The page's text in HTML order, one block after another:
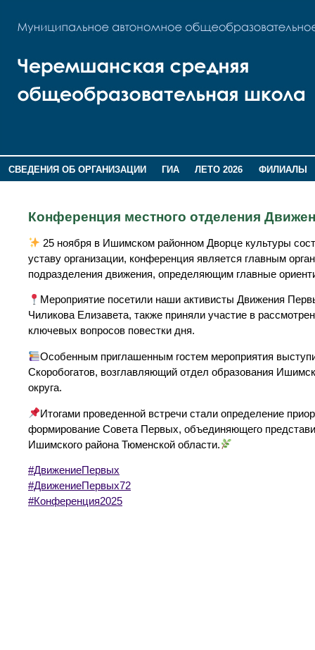
СВЕДЕНИЯ ОБ ОРГАНИЗАЦИИ ГИА ЛЕТО 2026
ФИЛИАЛЫ
Конференция местного отделения
25 ноября в Ишимском районном Дворце культуры
уставу организации, конференция является главным
подразделения движения, определяющим главные
Мероприятие посетили наши активисты Движения
Чиликова Елизавета, также приняли участие в
ключевых вопросов повестки дня.
Особенным приглашенным гостем мероприятия
Скоробогатов, возглавляющий отдел образования
округа.
Итогами проведенной встречи стали определение
формирование Совета Первых, объединяющего
Ишимского района Тюменской области.
#ДвижениеПервых
#ДвижениеПервых72
#Конференция2025